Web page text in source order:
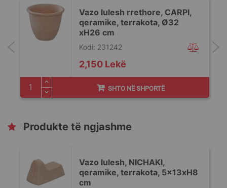
Vazo lulesh rrethore, CARPI,
qeramike, terrakota, Ø32
xH26 cm
2,150 Lekë
Kodi: 231242
SHTO NË SHPORTË
Produkte të ngjashme
Vazo lulesh, NICHAKI,
qeramike, terrakota, 5x13xH8
cm